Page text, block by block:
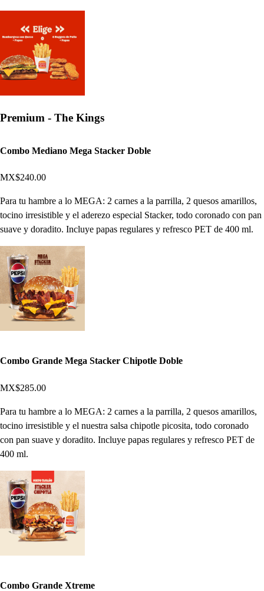
Premium - The Kings
Combo Mediano Mega Stacker Doble
MX$240.00
Para tu hambre a lo MEGA: 2 carnes a la parrilla, 2 quesos amarillos,
tocino irresistible y el aderezo especial Stacker, todo coronado con pan
suave y doradito. Incluye papas regulares y refresco PET de 400 ml.
Combo Grande Mega Stacker Chipotle Doble
MX$285.00
Para tu hambre a lo MEGA: 2 carnes a la parrilla, 2 quesos amarillos,
tocino irresistible y el nuestra salsa chipotle picosita, todo coronado
con pan suave y doradito. Incluye papas regulares y refresco PET de
400 ml.
Combo Grande Xtreme